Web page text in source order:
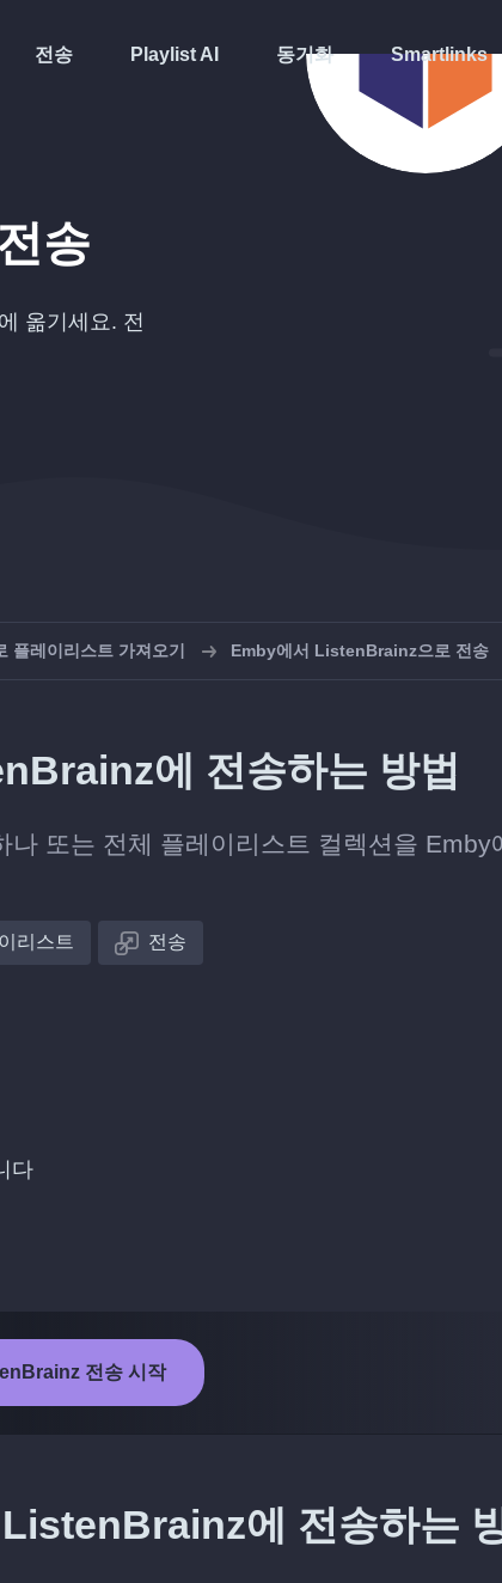
전송 Playlist AI 동기화 Smartlinks
송
에 옮기세요. 전
레이리스트 가져오기 Emby에서 ListenBrainz으로 전송
에 전송하는 방법
또는 전체 플레이리스트 컬렉션을 Emby
리스트 전송
다
전송 시작
에 전송하는